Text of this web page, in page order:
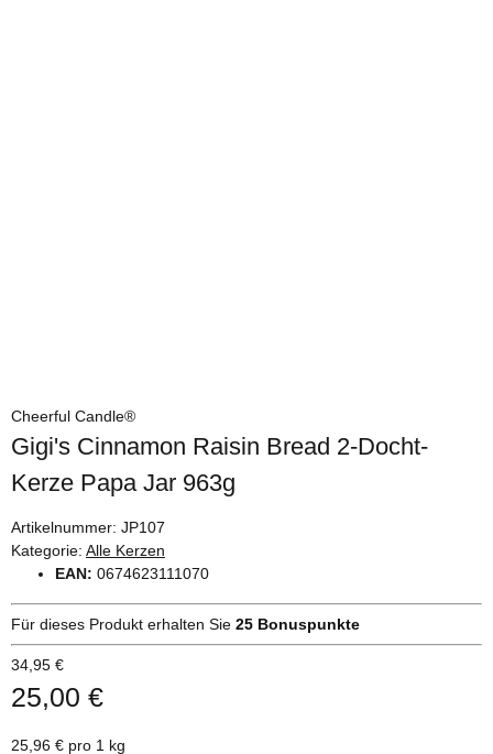
Cheerful Candle®
Gigi's Cinnamon Raisin Bread 2-Docht-
Kerze Papa Jar 963g
Artikelnummer: JP107
Kategorie: Alle Kerzen
EAN: 0674623111070
Für dieses Produkt erhalten Sie 25 Bonuspunkte
34,95 €
25,00 €
25,96 € pro 1 kg